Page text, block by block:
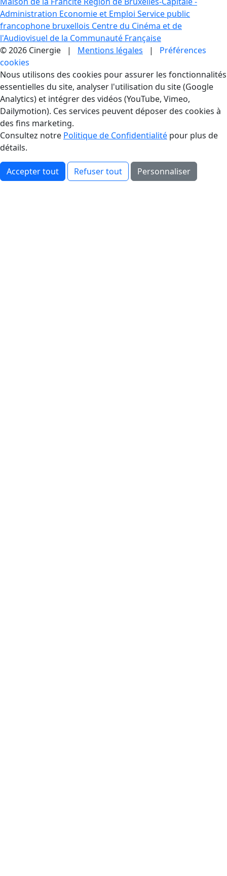
Administration Economie et Emploi Service public
francophone bruxellois Centre du Cinéma et de
l'Audiovisuel de la Communauté Française
© 2026 Cinergie | Mentions légales | Préférences
cookies
Gestion des Cookies
Nous utilisons des cookies pour assurer les fonctionnalités
essentielles du site, analyser l'utilisation du site (Google
Analytics) et intégrer des vidéos (YouTube, Vimeo,
Dailymotion). Ces services peuvent déposer des cookies à
des fins marketing.
Consultez notre Politique de Confidentialité pour plus de
détails.
Accepter tout Refuser tout Personnaliser